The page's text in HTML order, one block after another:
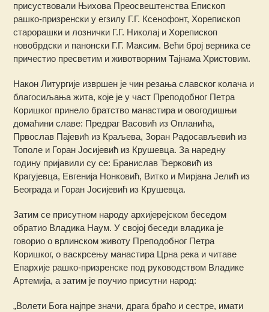
присуствовали Њихова Преосвештенства Епископ
рашко-призренски у егзилу Г.Г. Ксенофонт, Хорепископ
старорашки и лознички Г.Г. Николај и Хорепископ
новобрдски и панонски Г.Г. Максим. Већи број верника се
причестио пресветим и животворним Тајнама Христовим.
Након Литургије извршен је чин резања славског колача и
благосиљања жита, које је у част Преподобног Петра
Коришког принело братство манастира и овогодишњи
домаћини славе: Предраг Васовић из Опланића,
Првослав Пајевић из Краљева, Зоран Радосављевић из
Тополе и Горан Јосијевић из Крушевца. За наредну
годину пријавили су се: Бранислав Ђерковић из
Крагујевца, Евгенија Нонковић, Витко и Мирјана Јелић из
Београда и Горан Јосијевић из Крушевца.
Затим се присутном народу архијерејском беседом
обратио Владика Наум. У својој беседи владика је
говорио о врлинском животу Преподобног Петра
Коришког, о васкрсењу манастира Црна река и читаве
Епархије рашко-призренске под руководством Владике
Артемија, а затим је поучио присутни народ:
„Волети Бога најпре значи, драга браћо и сестре, имати